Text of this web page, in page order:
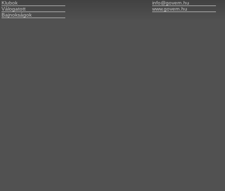
Klubok
Válogatott
Bajnokságok
info@govern.hu
www.govern.hu